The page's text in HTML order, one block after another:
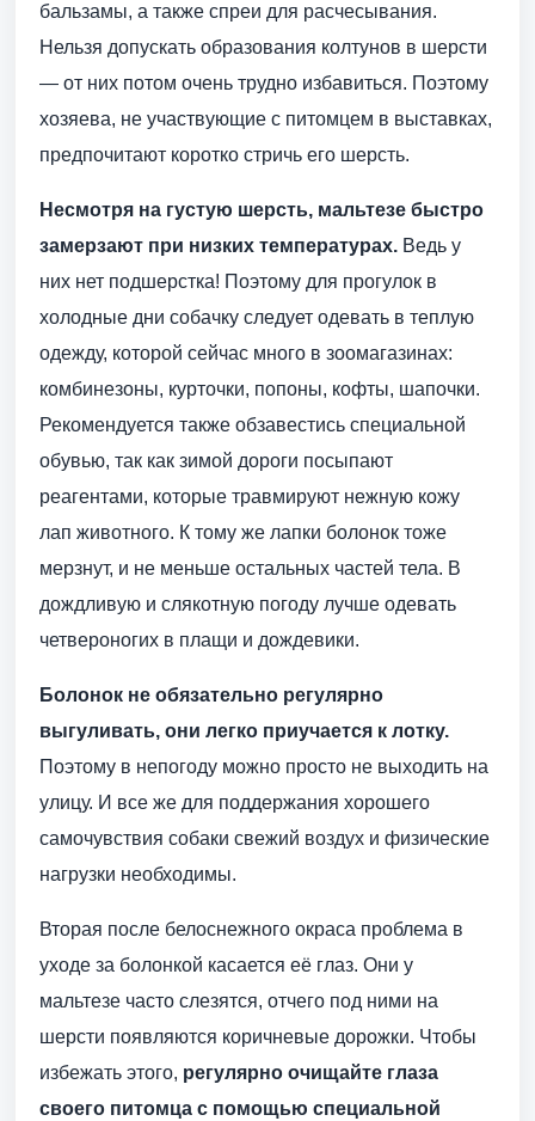
бальзамы, а также спреи для расчесывания.
Нельзя допускать образования колтунов в шерсти
— от них потом очень трудно избавиться. Поэтому
хозяева, не участвующие с питомцем в выставках,
предпочитают коротко стричь его шерсть.
Несмотря на густую шерсть, мальтезе быстро
замерзают при низких температурах. Ведь у
них нет подшерстка! Поэтому для прогулок в
холодные дни собачку следует одевать в теплую
одежду, которой сейчас много в зоомагазинах:
комбинезоны, курточки, попоны, кофты, шапочки.
Рекомендуется также обзавестись специальной
обувью, так как зимой дороги посыпают
реагентами, которые травмируют нежную кожу
лап животного. К тому же лапки болонок тоже
мерзнут, и не меньше остальных частей тела. В
дождливую и слякотную погоду лучше одевать
четвероногих в плащи и дождевики.
Болонок не обязательно регулярно
выгуливать, они легко приучается к лотку.
Поэтому в непогоду можно просто не выходить на
улицу. И все же для поддержания хорошего
самочувствия собаки свежий воздух и физические
нагрузки необходимы.
Вторая после белоснежного окраса проблема в
уходе за болонкой касается её глаз. Они у
мальтезе часто слезятся, отчего под ними на
шерсти появляются коричневые дорожки. Чтобы
избежать этого, регулярно очищайте глаза
своего питомца с помощью специальной